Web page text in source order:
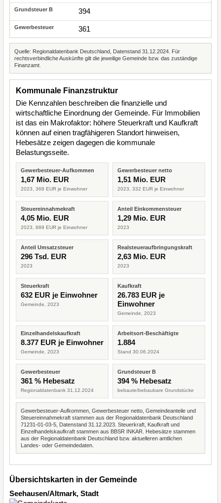
394
361
Quelle: Regionaldatenbank Deutschland, Datenstand 31.12.2024. Für
rechtsverbindliche Auskünfte gilt die jeweilige Gemeinde bzw. das zuständige
Finanzamt.
Kommunale Finanzstruktur
Die Kennzahlen beschreiben die finanzielle und
wirtschaftliche Einordnung der Gemeinde. Für Immobilien
ist das ein Makrofaktor: höhere Steuerkraft und Kaufkraft
können auf einen tragfähigeren Standort hinweisen,
Hebesätze zeigen dagegen die kommunale
Belastungsseite.
Gewerbesteuer-Aufkommen
1,67 Mio. EUR
2023, 368 EUR je Einwohner
Gewerbesteuer netto
1,51 Mio. EUR
2023, 332 EUR je Einwohner
Steuereinnahmekraft
4,05 Mio. EUR
2023, 889 EUR je Einwohner
Anteil Einkommensteuer
1,29 Mio. EUR
2023
Anteil Umsatzsteuer
296 Tsd. EUR
2023
Realsteueraufbringungskraft
2,63 Mio. EUR
2023
Steuerkraft
632 EUR je Einwohner
Gemeinde, 2023
Kaufkraft
26.783 EUR je
Einwohner
Gemeinde, 2023
Einzelhandelskaufkraft
8.377 EUR je Einwohner
Gemeinde, 2023
Arbeitsort-Beschäftigte
1.884
Stand 30.06.2024
Gewerbesteuer
361 % Hebesatz
Regionaldatenbank 31.12.2024
Grundsteuer B
394 % Hebesatz
bebaute/bebaubare Grundstücke
Gewerbesteuer-Aufkommen, Gewerbesteuer netto, Gemeindeanteile und
Steuereinnahmekraft stammen aus der Regionaldatenbank Deutschland
71231-01-03-5, Datenstand 31.12.2023. Steuerkraft, Kaufkraft und
Einzelhandelskaufkraft stammen aus BBSR INKAR. Hebesätze stammen
aus der Regionaldatenbank Deutschland bzw. aktuelleren amtlichen
Landes- oder Gemeindedaten.
Übersichtskarten in der Gemeinde
Seehausen/Altmark, Stadt